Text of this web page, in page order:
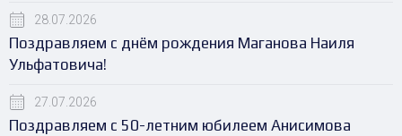
28.07.2026
Поздравляем с днём рождения Маганова Наиля
Ульфатовича!
27.07.2026
Поздравляем с 50-летним юбилеем Анисимова